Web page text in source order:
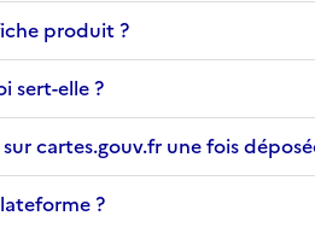
produit ?
sert-elle ?
cartes.gouv.fr une fois
?